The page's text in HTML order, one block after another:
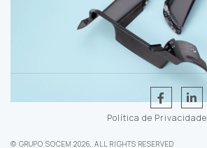
© GRUPO SOCEM 2026, ALL RIGHTS RESERVED
Política de Privacidade